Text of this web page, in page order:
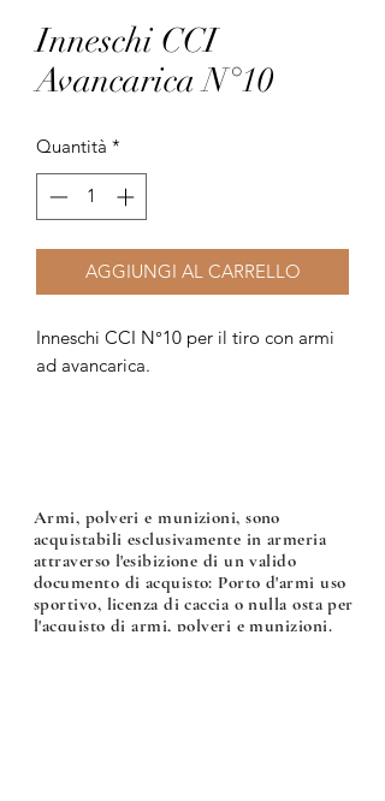
Inneschi CCI
Avancarica N°10
Quantità *
AGGIUNGI AL CARRELLO
Inneschi CCI N°10 per il tiro con armi
ad avancarica.
Armi, polveri e munizioni, sono
acquistabili esclusivamente in armeria
attraverso l'esibizione di un valido
documento di acquisto: Porto d'armi uso
sportivo, licenza di caccia o nulla osta per
l'acquisto di armi, polveri e munizioni.